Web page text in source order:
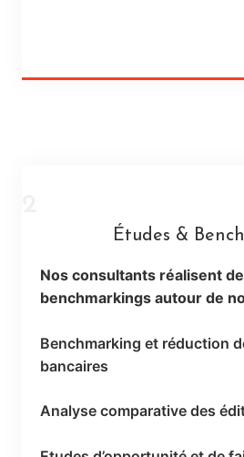
Études &
Nos consultants réalisent
benchmarkings autour de
Benchmarking et réduction
bancaires
Analyse comparative des